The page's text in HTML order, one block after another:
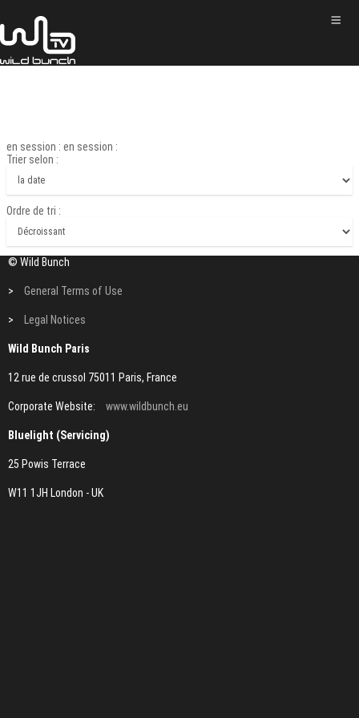
en session : en session :
Trier selon :
Ordre de tri :
© Wild Bunch
> General Terms of Use
> Legal Notices
Wild Bunch Paris
12 rue de crussol 75011 Paris, France
Corporate Website: www.wildbunch.eu
Bluelight (Servicing)
25 Powis Terrace
W11 1JH London - UK